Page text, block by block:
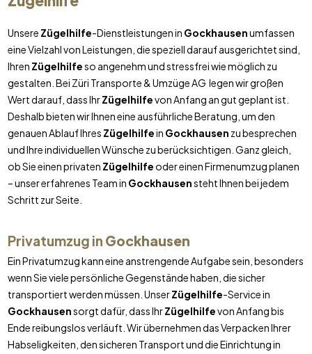
Unsere Zügelhilfe-Dienstleistungen in Gockhausenumfassen
eine Vielzahl von Leistungen, die speziell darauf ausgerichtet sind,
Ihren Zügelhilfeso angenehm und stressfrei wie möglich zu
gestalten. Bei Züri Transporte & Umzüge AG legen wir großen
Wert darauf, dass IhrZügelhilfevon Anfang an gut geplant ist.
Deshalb bieten wir Ihnen eine ausführliche Beratung, um den
genauen Ablauf Ihres Zügelhilfein Gockhausen zu besprechen
und Ihre individuellen Wünsche zu berücksichtigen. Ganz gleich,
ob Sie einen privaten Zügelhilfeoder einen Firmenumzug planen
– unser erfahrenes Team in Gockhausensteht Ihnen bei jedem
Schritt zur Seite.
Privatumzug in Gockhausen
Ein Privatumzug kann eine anstrengende Aufgabe sein, besonders
wenn Sie viele persönliche Gegenstände haben, die sicher
transportiert werden müssen. UnserZügelhilfe-Service in
Gockhausensorgt dafür, dass IhrZügelhilfevon Anfang bis
Ende reibungslos verläuft. Wir übernehmen das Verpacken Ihrer
Habseligkeiten, den sicheren Transport und die Einrichtung in